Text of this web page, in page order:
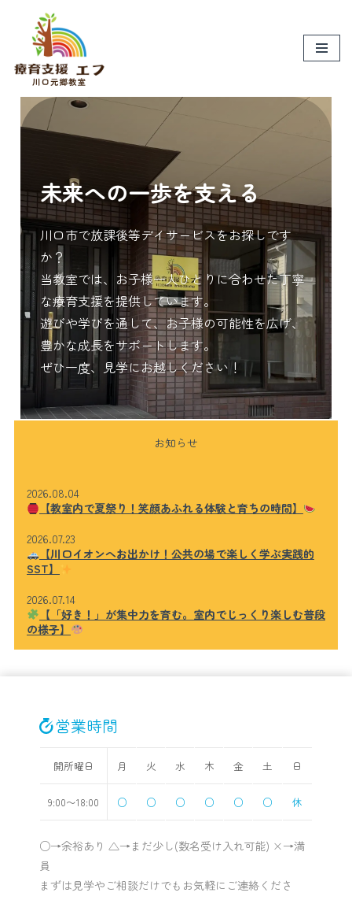
ン
ン
ツ
ッ
プ
未来への一歩を支える
川口市で放課後等デイサービスをお探しです
か？
当教室では、お子様一人ひとりに合わせた丁寧
な療育支援を提供しています。
遊びや学びを通して、お子様の可能性を広げ、
豊かな成長をサポートします。
ぜひ一度、見学にお越しください！
お知らせ
【教室内で夏祭り！笑顔あふれる体験と育ちの時間】
2026.08.04
【川口イオンへお出かけ！公共の場で楽しく学ぶ実践的
SST】
2026.07.23
【「好き！」が集中力を育む。室内でじっくり楽しむ普段
の様子】
2026.07.14
営業時間
開所曜日 月 火 水 木 金 土 日
9:00〜18:00 ○ ○ ○ ○ ○ ○ 休
○→余裕あり △→まだ少し(数名受け入れ可能) ×→満
員
まずは見学やご相談だけでもお気軽にご連絡くださ